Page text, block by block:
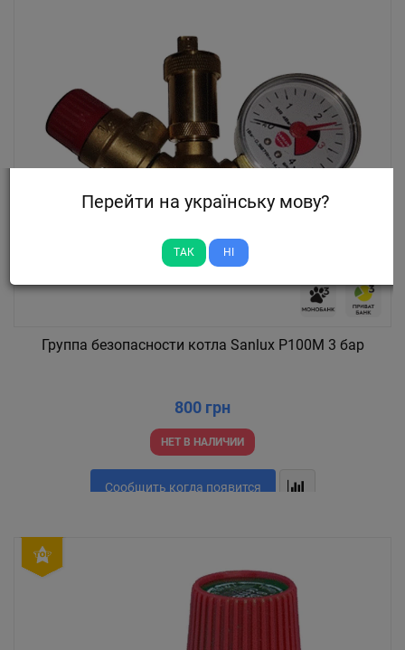
Группа безопасности котла Sanlux P100M 3 бар
800 грн
НЕТ В НАЛИЧИИ
Сообщить когда появится
Перейти на українську мову?
ТАК НІ